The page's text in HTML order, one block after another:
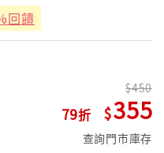
回饋
79
450
355
查詢門市庫存